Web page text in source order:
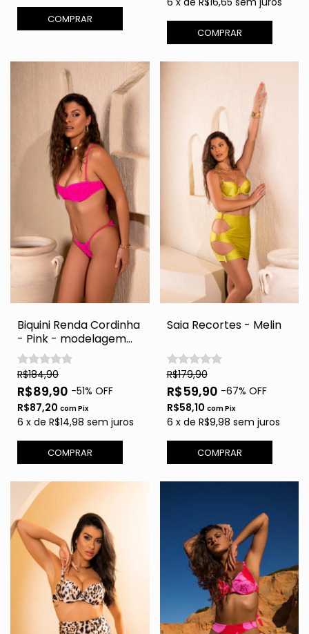
COMPRAR
COMPRAR
Biquini Renda Cordinha
- Pink - modelagem
busto menor
R$184,90
R$89,90 -51% OFF
R$87,20 comPix
6 x de R$14,98 sem juros
COMPRAR
Saia Recortes - Melin
R$179,90
R$59,90 -67% OFF
R$58,10 comPix
6 x de R$9,98 sem juros
COMPRAR